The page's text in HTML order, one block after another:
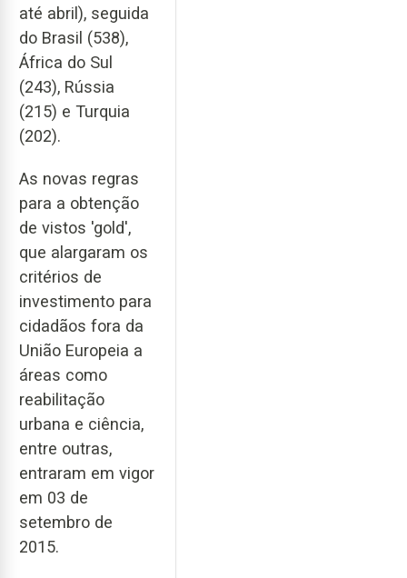
até abril), seguida
do Brasil (538),
África do Sul
(243), Rússia
(215) e Turquia
(202).
As novas regras
para a obtenção
de vistos 'gold',
que alargaram os
critérios de
investimento para
cidadãos fora da
União Europeia a
áreas como
reabilitação
urbana e ciência,
entre outras,
entraram em vigor
em 03 de
setembro de
2015.